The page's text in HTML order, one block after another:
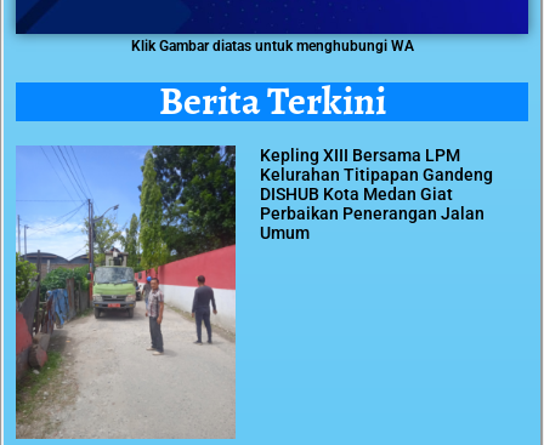
Klik Gambar diatas untuk menghubungi WA
Berita Terkini
Kepling XIII Bersama LPM
Kelurahan Titipapan Gandeng
DISHUB Kota Medan Giat
Perbaikan Penerangan Jalan
Umum